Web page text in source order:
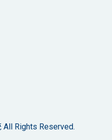
Rights Reserved.